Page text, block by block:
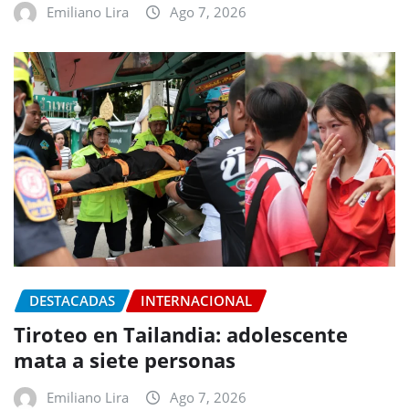
Emiliano Lira Ago 7, 2026
DESTACADAS INTERNACIONAL
Tiroteo en Tailandia: adolescente
mata a siete personas
Emiliano Lira Ago 7, 2026